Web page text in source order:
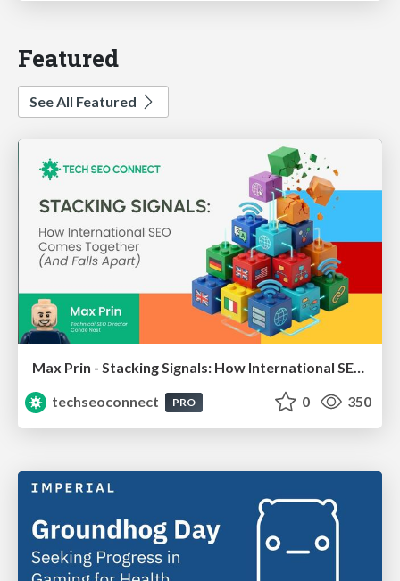
Featured
See All Featured
Max Prin - Stacking Signals: How International SEO Comes Together (And Falls Apart)
techseoconnect
PRO 0 350